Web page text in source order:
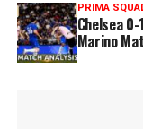
PRIMA
Chelsea
Marino